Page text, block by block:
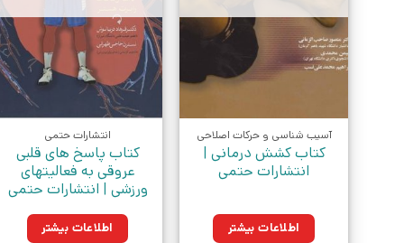
آسیب شناسی و حرکات اصلاحی
کتاب کشش درمانی |
انتشارات حتمی
اطلاعات بیشتر
انتشارات حتمی
کتاب پاسخ های قلبی
عروقی به فعالیتهای
ورزشی | انتشارات حتمی
اطلاعات بیشتر